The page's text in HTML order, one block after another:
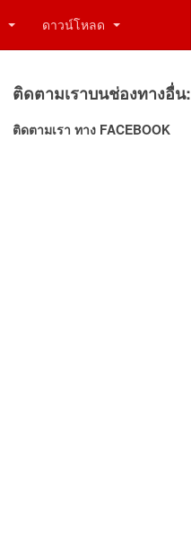
ดาวน์โหลด
ติดตามเราบนช่องทางอื่น:
ติดตามเรา ทาง FACEBOOK